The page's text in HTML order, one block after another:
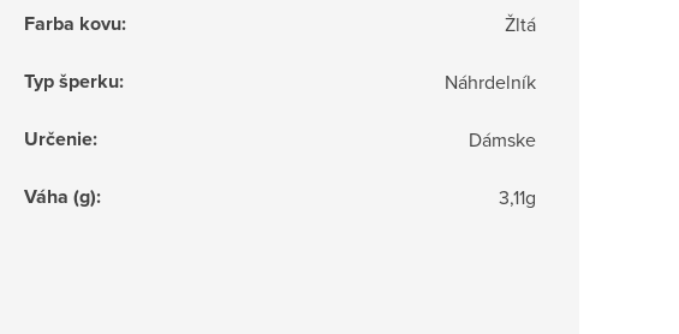
Farba kovu: Žltá
Typ šperku: Náhrdelník
Určenie: Dámske
Váha (g): 3,11g